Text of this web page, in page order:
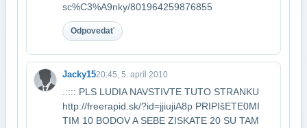
sc%C3%A9nky/801964259876855
Odpovedať
Jacky1520:45, 5. apríl 2010
.:::: PLS LUDIA NAVSTIVTE TUTO STRANKU
http://freerapid.sk/?id=jjiujiA8p PRIPIšETE0​MI
TIM 10 BODOV A SEBE ZISKATE 20 SU TAM